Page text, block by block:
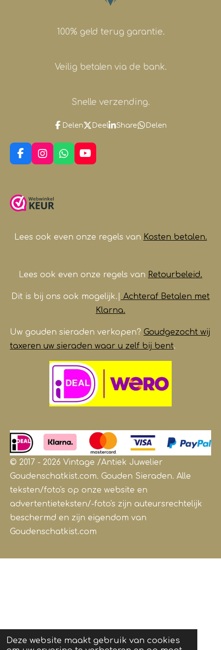
Deze website maakt gebruik van cookies
100% geld terug garantie.
Veilig betalen via de bank.
Snelle verzending.
Delen Deel Share Delen
F
a
b
o
I
n
a
g
m
W
h
Y
o
Lees ook even onze regels van Kosten betalen.
Lees ook even onze regels van Retourbeleid.
Dit is bij ons ook mogelijk.|
Achteraf Betalen met
Klarna.
Uw gouden sieraden verkopen? Goudgezocht wij
taxeren uw sieraden waar u zelf bij bent.
© 2017 - 2026 Vintage /Antiek Juwelier
Goudenschatkist.com. Gouden Sieraden. Alle
teksten/foto's op onze website en
advertentieteksten/-foto's zijn auteursrechtelijk
beschermd en zijn eigendom van
Goudenschatkist.com